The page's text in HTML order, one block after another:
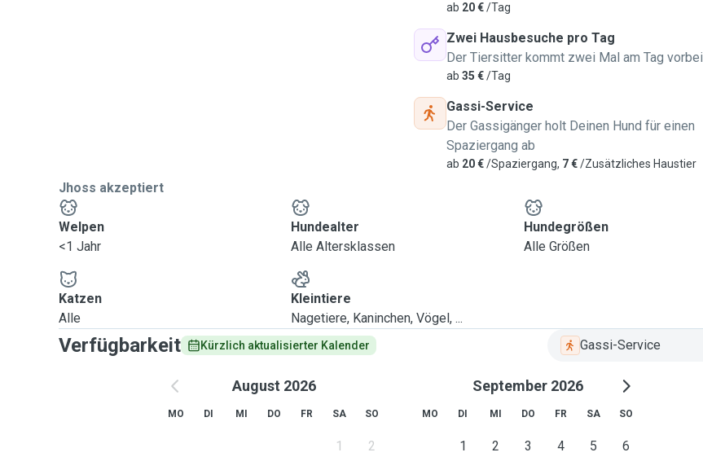
ab 20 €/Tag
Zwei Hausbesuche pro Tag
Der Tiersitter kommt zwei Mal am Tag vorbei
ab 35 €/Tag
Gassi-Service
Der Gassigänger holt Deinen Hund für einen
Spaziergang ab
ab 20 €/Spaziergang, 7 €/Zusätzliches Haustier
Jhoss akzeptiert
Welpen
<1 Jahr
Hundealter
Alle Altersklassen
Hundegrößen
Alle Größen
Katzen
Alle
Kleintiere
Nagetiere, Kaninchen, Vögel, ...
Verfügbarkeit Kürzlich aktualisierter Kalender Gassi-Service
August 2026
MO DI MI DO FR SA SO
1 2
September 2026
MO DI MI DO FR SA SO
1 2 3 4 5 6